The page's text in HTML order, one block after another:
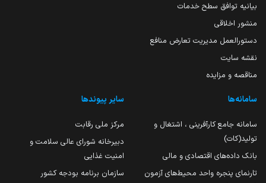
بیانیه توافق سطح خدمات
منشور اخلاقی
دستورالعمل مدیریت تعارض منافع
نقشه سایت
مناقصه و مزایده
سامانه‌ها
سامانه جامع کارآفرینی ، اشتغال و
تولید(کات)
بانک داده‌های اقتصادی و مالی
تارنمای پنجره واحد محیط‌های آزمون
سایر پیوندها
مرکز ملی رقابت
دبیرخانه شورای عالی سلامت و
امنیت غذایی
سازمان برنامه بودجه کشور